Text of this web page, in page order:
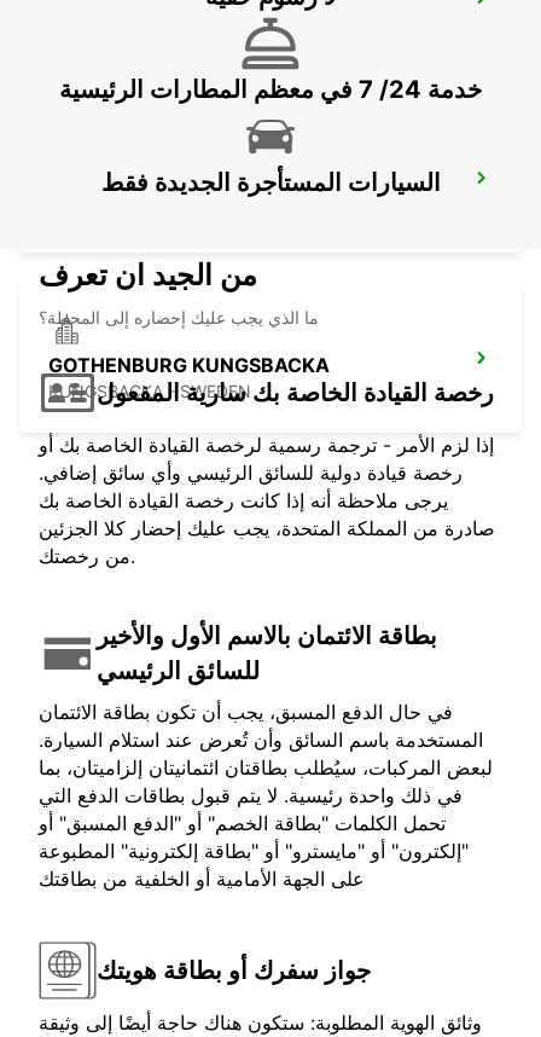
KINNA - IKC
GOTHENBURG KUNGSBACKA
KUNGSBACKA - SWEDEN
خدمة 24/ 7 في معظم المطارات الرئيسية
السيارات المستأجرة الجديدة فقط
من الجيد ان تعرف
ما الذي يجب عليك إحضاره إلى المحطة؟
رخصة القيادة الخاصة بك سارية المفعول
إذا لزم الأمر - ترجمة رسمية لرخصة القيادة الخاصة بك أو
رخصة قيادة دولية للسائق الرئيسي وأي سائق إضافي.
يرجى ملاحظة أنه إذا كانت رخصة القيادة الخاصة بك
صادرة من المملكة المتحدة، يجب عليك إحضار كلا الجزئين
من رخصتك.
بطاقة الائتمان بالاسم الأول والأخير
للسائق الرئيسي
في حال الدفع المسبق، يجب أن تكون بطاقة الائتمان
المستخدمة باسم السائق وأن تُعرض عند استلام السيارة.
لبعض المركبات، سيُطلب بطاقتان ائتمانيتان إلزاميتان، بما
في ذلك واحدة رئيسية. لا يتم قبول بطاقات الدفع التي
تحمل الكلمات "بطاقة الخصم" أو "الدفع المسبق" أو
"إلكترون" أو "مايسترو" أو "بطاقة إلكترونية" المطبوعة
على الجهة الأمامية أو الخلفية من بطاقتك
جواز سفرك أو بطاقة هويتك
وثائق الهوية المطلوبة: ستكون هناك حاجة أيضًا إلى وثيقة